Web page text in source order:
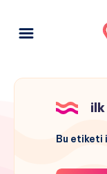
ilk
Bu etiketi